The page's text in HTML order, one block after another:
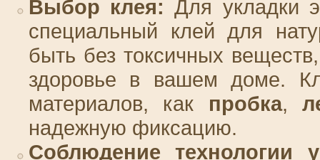
Выбор клея: Для укладки
специальный клей для
быть без токсичных
здоровье в вашем доме.
материалов, как пробка,
надежную фиксацию.
Соблюдение технологии